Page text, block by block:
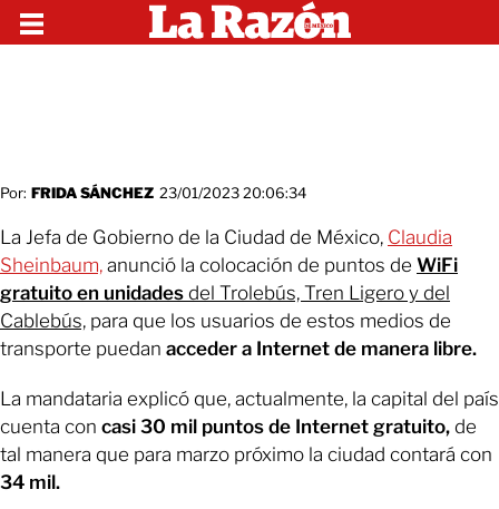
Por: FRIDA SÁNCHEZ 23/01/2023 20:06:34
La Jefa de Gobierno de la Ciudad de México, Claudia
Sheinbaum, anunció la colocación de puntos de WiFi
gratuito en unidades del Trolebús, Tren Ligero y del
Cablebús, para que los usuarios de estos medios de
transporte puedan acceder a Internet de manera libre.
La mandataria explicó que, actualmente, la capital del país
cuenta con casi 30 mil puntos de Internet gratuito, de
tal manera que para marzo próximo la ciudad contará con
34 mil.